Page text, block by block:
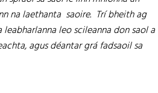
na laethanta saoire. Trí bheith ag
leo scileanna don saol a
agus déantar grá fadsaoil sa